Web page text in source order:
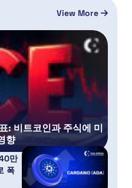
View More
: 비트코인과 주식에 미
향
만
폭